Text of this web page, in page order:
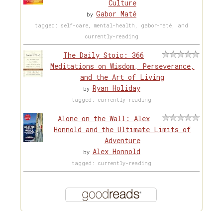
Culture
by Gabor Maté
tagged: self-care, mental-health, gabor-maté, and
currently-reading
The Daily Stoic: 366
Meditations on Wisdom, Perseverance,
and the Art of Living
by Ryan Holiday
tagged: currently-reading
Alone on the Wall: Alex
Honnold and the Ultimate Limits of
Adventure
by Alex Honnold
tagged: currently-reading